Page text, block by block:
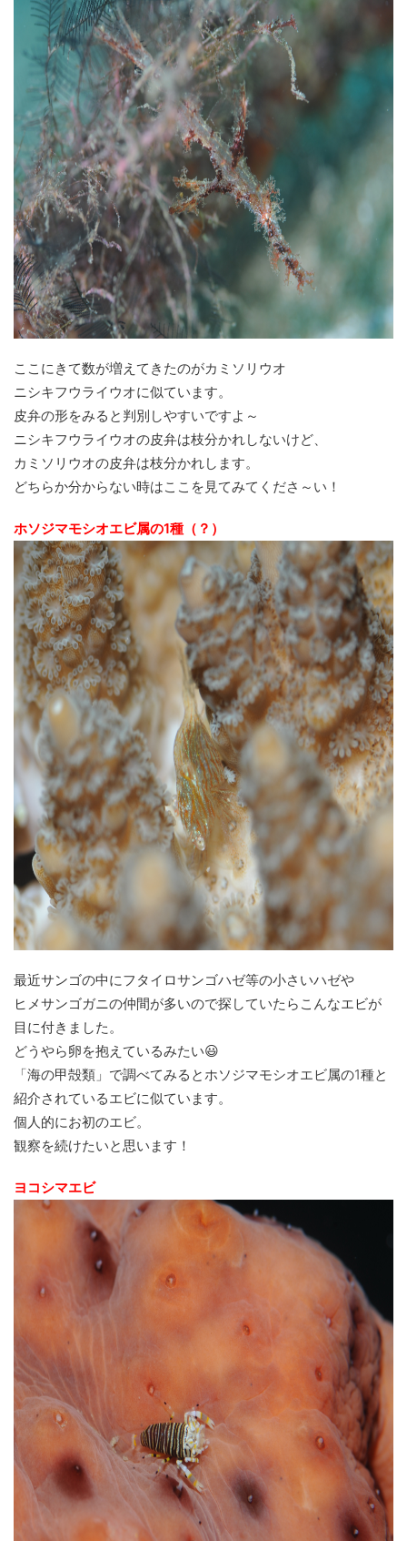
ここにきて数が増えてきたのがカミソリウオ
ニシキフウライウオに似ています。
皮弁の形をみると判別しやすいですよ～
ニシキフウライウオの皮弁は枝分かれしないけど、
カミソリウオの皮弁は枝分かれします。
どちらか分からない時はここを見てみてくださ～い！
ホソジマモシオエビ属の1種（？）
最近サンゴの中にフタイロサンゴハゼ等の小さいハゼや
ヒメサンゴガニの仲間が多いので探していたらこんなエビが
目に付きました。
どうやら卵を抱えているみたい😃
「海の甲殻類」で調べてみるとホソジマモシオエビ属の1種と
紹介されているエビに似ています。
個人的にお初のエビ。
観察を続けたいと思います！
ヨコシマエビ